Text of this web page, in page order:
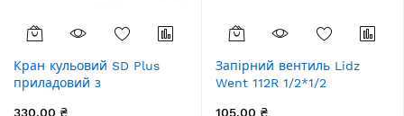
Кран кульовий SD Plus
приладовий з
330,00 ₴
Запірний вентиль Lidz
Went 112R 1/2*1/2
105,00 ₴